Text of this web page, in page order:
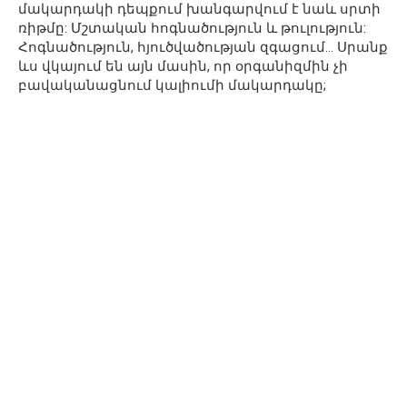
մակարդակի դեպքում խանգարվում է նաև սրտի
ռիթմը: Մշտական հոգնածություն և թուլություն:
Հոգնածություն, հյուծվածության զգացում… Սրանք
ևս վկայում են այն մասին, որ օրգանիզմին չի
բավականացնում կալիումի մակարդակը;